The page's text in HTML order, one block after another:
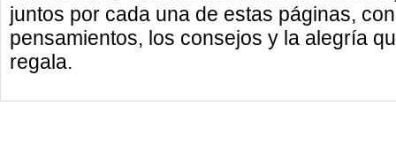
juntos por cada una de estas páginas,
pensamientos, los consejos y la alegría
regala.